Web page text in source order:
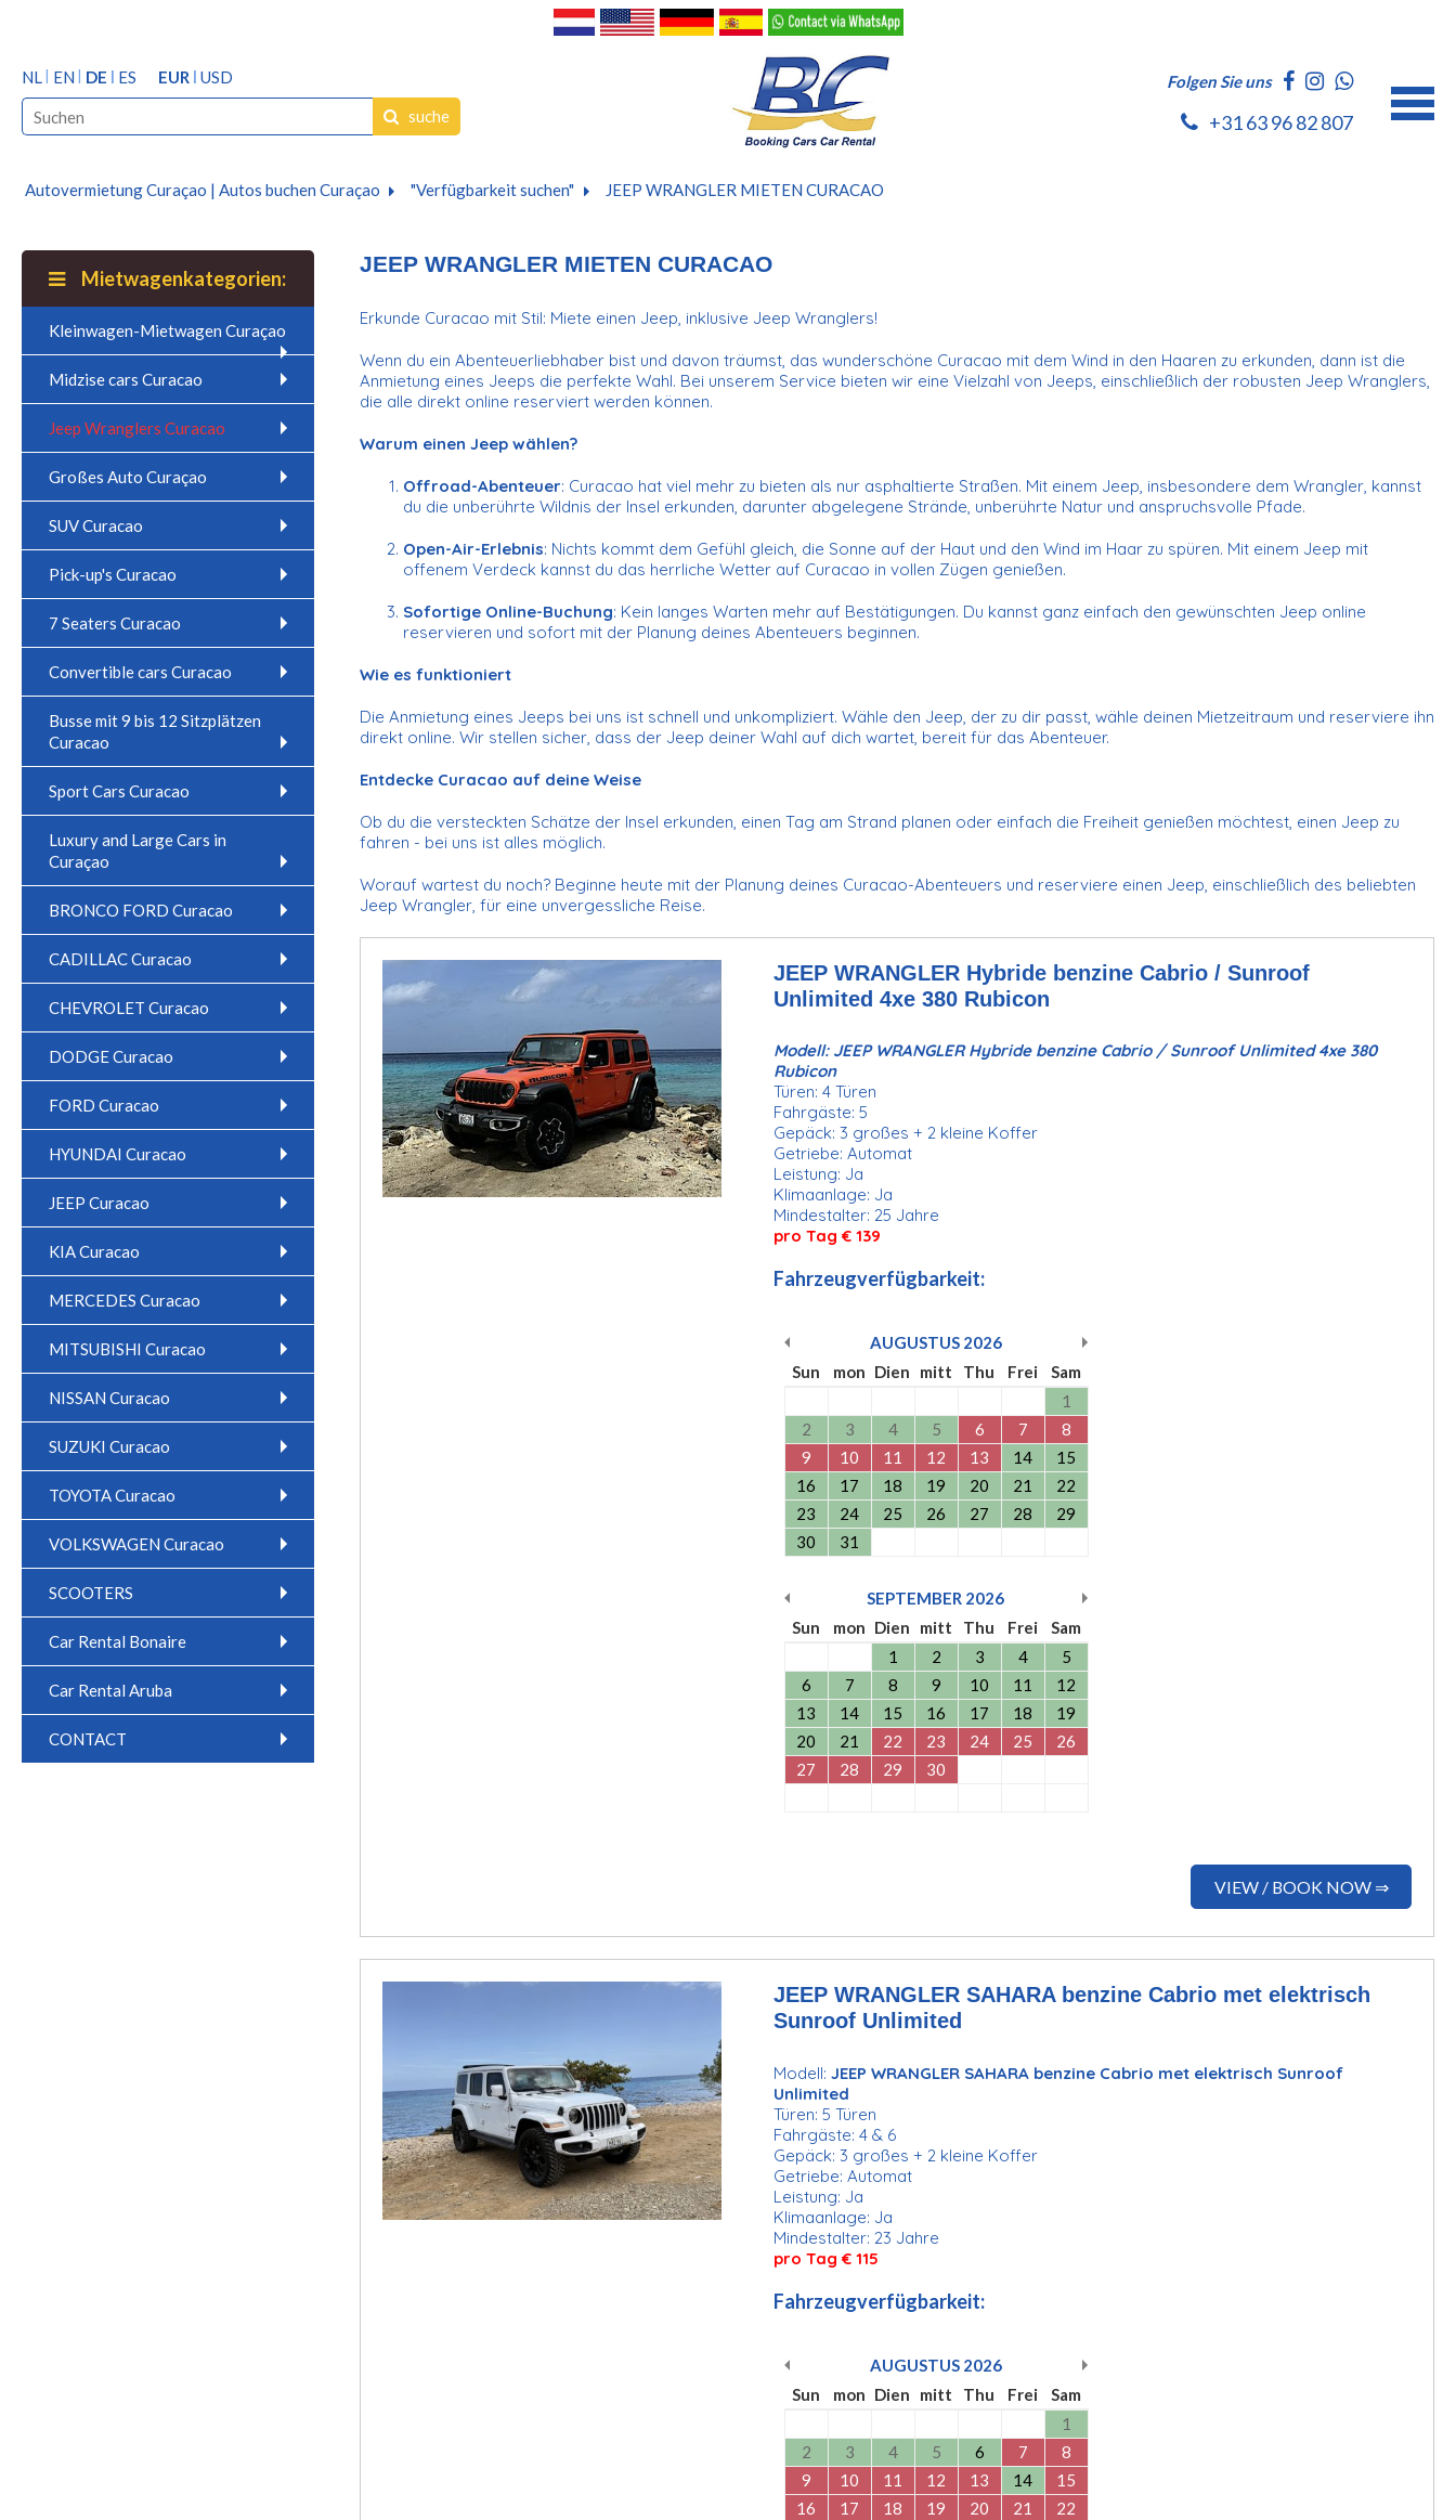
NL EN DE ES EUR USD
suche
Folgen Sie uns
+31 63 96 82 807
Autovermietung Curaçao | Autos buchen Curaçao "Verfügbarkeit suchen" JEEP WRANGLER MIETEN CURACAO
Mietwagenkategorien:
Kleinwagen-Mietwagen Curaçao
Midzise cars Curacao
Jeep Wranglers Curacao
Großes Auto Curaçao
SUV Curacao
Pick-up's Curacao
7 Seaters Curacao
Convertible cars Curacao
Busse mit 9 bis 12 Sitzplätzen
Curacao
Sport Cars Curacao
Luxury and Large Cars in
Curaçao
BRONCO FORD Curacao
CADILLAC Curacao
CHEVROLET Curacao
DODGE Curacao
FORD Curacao
HYUNDAI Curacao
JEEP Curacao
KIA Curacao
MERCEDES Curacao
MITSUBISHI Curacao
NISSAN Curacao
SUZUKI Curacao
TOYOTA Curacao
VOLKSWAGEN Curacao
SCOOTERS
Car Rental Bonaire
Car Rental Aruba
CONTACT
JEEP WRANGLER MIETEN CURACAO
Erkunde Curacao mit Stil: Miete einen Jeep, inklusive Jeep Wranglers!
Wenn du ein Abenteuerliebhaber bist und davon träumst, das wunderschöne Curacao mit dem Wind in den Haaren zu erkunden, dann ist die
Anmietung eines Jeeps die perfekte Wahl. Bei unserem Service bieten wir eine Vielzahl von Jeeps, einschließlich der robusten Jeep Wranglers,
die alle direkt online reserviert werden können.
Warum einen Jeep wählen?
Offroad-Abenteuer: Curacao hat viel mehr zu bieten als nur asphaltierte Straßen. Mit einem Jeep, insbesondere dem Wrangler, kannst
du die unberührte Wildnis der Insel erkunden, darunter abgelegene Strände, unberührte Natur und anspruchsvolle Pfade.
Open-Air-Erlebnis: Nichts kommt dem Gefühl gleich, die Sonne auf der Haut und den Wind im Haar zu spüren. Mit einem Jeep mit
offenem Verdeck kannst du das herrliche Wetter auf Curacao in vollen Zügen genießen.
Sofortige Online-Buchung: Kein langes Warten mehr auf Bestätigungen. Du kannst ganz einfach den gewünschten Jeep online
reservieren und sofort mit der Planung deines Abenteuers beginnen.
Wie es funktioniert
Die Anmietung eines Jeeps bei uns ist schnell und unkompliziert. Wähle den Jeep, der zu dir passt, wähle deinen Mietzeitraum und reserviere ihn
direkt online. Wir stellen sicher, dass der Jeep deiner Wahl auf dich wartet, bereit für das Abenteuer.
Entdecke Curacao auf deine Weise
Ob du die versteckten Schätze der Insel erkunden, einen Tag am Strand planen oder einfach die Freiheit genießen möchtest, einen Jeep zu
fahren - bei uns ist alles möglich.
Worauf wartest du noch? Beginne heute mit der Planung deines Curacao-Abenteuers und reserviere einen Jeep, einschließlich des beliebten
Jeep Wrangler, für eine unvergessliche Reise.
JEEP WRANGLER Hybride benzine Cabrio / Sunroof
Unlimited 4xe 380 Rubicon
Modell: JEEP WRANGLER Hybride benzine Cabrio / Sunroof Unlimited 4xe 380
Rubicon
Türen: 4 Türen
Fahrgäste: 5
Gepäck: 3 großes + 2 kleine Koffer
Getriebe: Automat
Leistung: Ja
Klimaanlage: Ja
Mindestalter: 25 Jahre
pro Tag € 139
VIEW / BOOK NOW ⇒
Fahrzeugverfügbarkeit:
AUGUSTUS 2026
Sun
mon Dien mitt Thu Frei
Sam
1
2
3 4 5 6 7
8
9
10 11 12 13 14
15
16
17 18 19 20 21
22
23
24 25 26 27 28
29
30
31
SEPTEMBER 2026
Sun
mon Dien mitt Thu Frei
Sam
1
2 3 4
5
6
7 8 9 10 11
12
13
14 15 16 17 18
19
20
21 22 23 24 25
26
27
28 29 30
JEEP WRANGLER SAHARA benzine Cabrio met elektrisch
Sunroof Unlimited
Modell: JEEP WRANGLER SAHARA benzine Cabrio met elektrisch Sunroof
Unlimited
Türen: 5 Türen
Fahrgäste: 4 & 6
Gepäck: 3 großes + 2 kleine Koffer
Getriebe: Automat
Leistung: Ja
Klimaanlage: Ja
Mindestalter: 23 Jahre
pro Tag € 115
Fahrzeugverfügbarkeit:
AUGUSTUS 2026
Sun
mon Dien mitt Thu Frei
Sam
1
2
3 4 5 6 7
8
9
10 11 12 13 14
15
16
17 18 19 20 21
22